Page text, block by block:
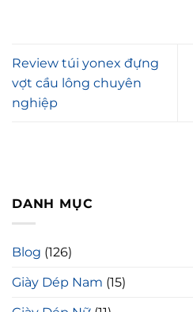
DANH MỤC
Blog (126)
Giày Dép Nam (15)
Review túi yonex đựng
vợt cầu lông chuyên
nghiệp